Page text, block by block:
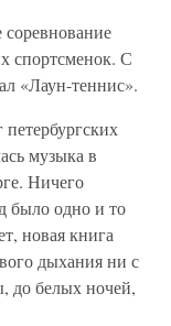
соревнование
спортсменок. С
«Лаун-теннис».
музыка в
Ничего
было одно и то
новая книга
дыхания ни с
до белых ночей,